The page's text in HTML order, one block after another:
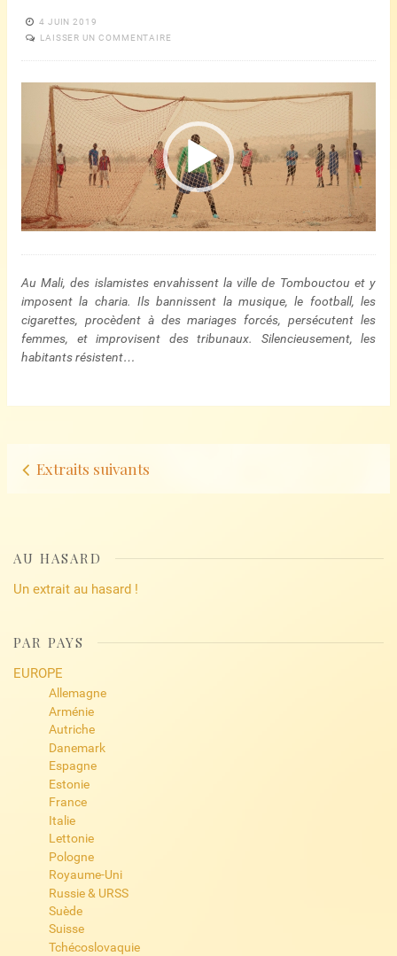
4 JUIN 2019
LAISSER UN COMMENTAIRE
Lecteur
vidéo
Au Mali, des islamistes envahissent la ville de Tombouctou et y
imposent la charia. Ils bannissent la musique, le football, les
cigarettes, procèdent à des mariages forcés, persécutent les
femmes, et improvisent des tribunaux. Silencieusement, les
habitants résistent…
Navigation
Extraits suivants
AU HASARD
Un extrait au hasard !
PAR PAYS
EUROPE
Allemagne
Arménie
Autriche
Danemark
Espagne
Estonie
France
Italie
Lettonie
Pologne
Royaume-Uni
Russie & URSS
Suède
Suisse
Tchécoslovaquie